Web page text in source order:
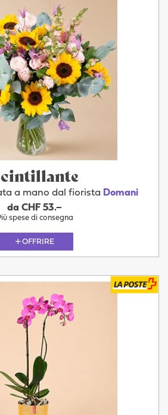
a mano dal fiorista Domani
da CHF 53.–
spese di consegna
OFFRIRE